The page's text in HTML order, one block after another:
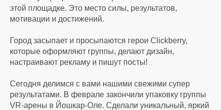
этой площадке. Это место силы, результатов,
мотивации и достижений.
Город засыпает и просыпаются герои Clickberry,
которые оформляют группы, делают дизайн,
настраивают рекламу и пишут посты!
Сегодня делимся с вами нашими свежими супер
результатами. В феврале закончили упаковку группы
VR-арены в Йошкар-Оле. Сделали уникальный, яркий